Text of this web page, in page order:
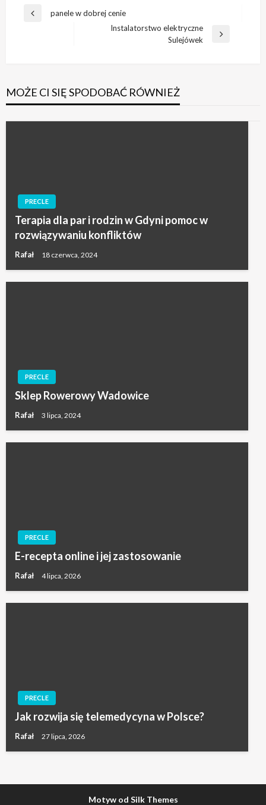
Nawigacja
Poprzedni
panele w dobrej cenie
Instalatorstwo elektryczne
Sulejówek
MOŻE CI SIĘ SPODOBAĆ RÓWNIEŻ
PRECLE
Terapia dla par i rodzin w Gdyni pomoc w
rozwiązywaniu konfliktów
Rafał 18 czerwca, 2024
PRECLE
Sklep Rowerowy Wadowice
Rafał 3 lipca, 2024
PRECLE
E-recepta online i jej zastosowanie
Rafał 4 lipca, 2026
PRECLE
Jak rozwija się telemedycyna w Polsce?
Rafał 27 lipca, 2026
Motyw od Silk Themes